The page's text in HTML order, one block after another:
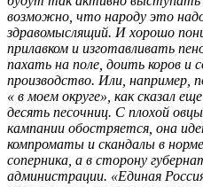
возможно, что народу это
здравомыслящий. И хорошо
прилавком и изготавливать
пахать на поле, доить коров и
производство. Или, например,
« в моем округе», как сказал
десять песочниц. С плохой
кампании обостряется, она
компроматы и скандалы в
соперника, а в сторону
администрации. «Единая